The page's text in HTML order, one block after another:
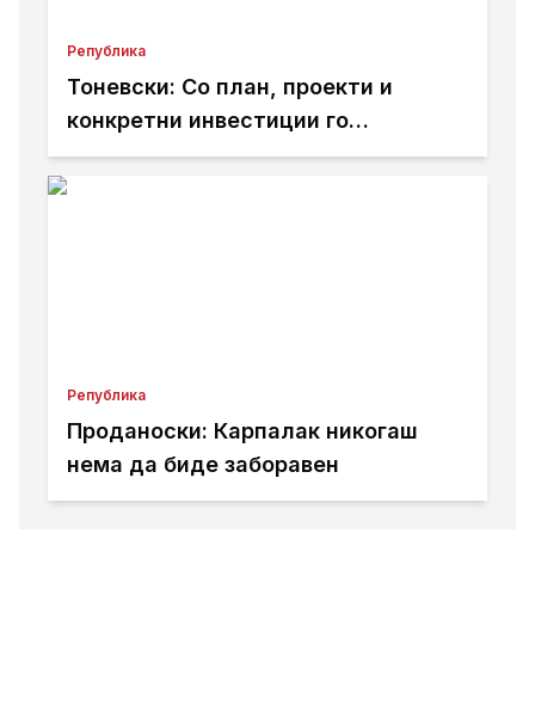
Република
Тоневски: Со план, проекти и
конкретни инвестиции го
развиваме секое населено место
Република
Проданоски: Карпалак никогаш
нема да биде заборавен